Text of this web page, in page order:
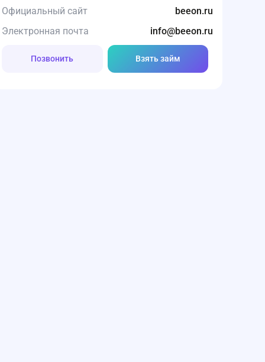
Официальный сайт
beeon.ru
Электронная почта
info@beeon.ru
Позвонить Взять займ